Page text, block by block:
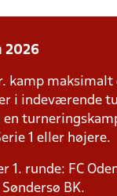
2026
kamp
i indeværende
en
1 eller højere.
1. runde: FC
Søndersø BK.